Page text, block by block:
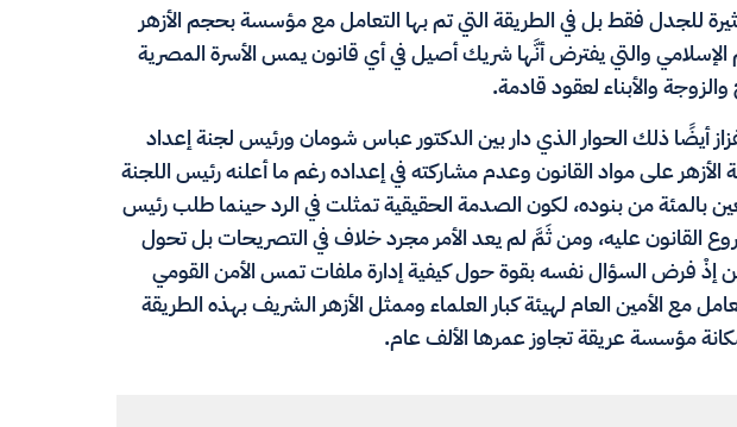
للجدل فقط بل في الطريقة التي تم بها التعامل مع مؤسسة بحجم الأزهر
الإسلامي والتي يفترض أنَّها شريك أصيل في أي قانون يمس الأسرة المصرية
والأبناء لعقود قادمة.
أيضًا ذلك الحوار الذي دار بين الدكتور عباس شومان ورئيس لجنة إعداد
على مواد القانون وعدم مشاركته في إعداده رغم ما أعلنه رئيس اللجنة
بالمئة من بنوده، لكون الصدمة الحقيقية تمثلت في الرد حينما طلب رئيس
القانون عليه، ومن ثَمَّ لم يعد الأمر مجرد خلاف في التصريحات بل تحول
إذْ فرض السؤال نفسه بقوة حول كيفية إدارة ملفات تمس الأمن القومي
مع الأمين العام لهيئة كبار العلماء وممثل الأزهر الشريف بهذه الطريقة
مؤسسة عريقة تجاوز عمرها الألف عام.